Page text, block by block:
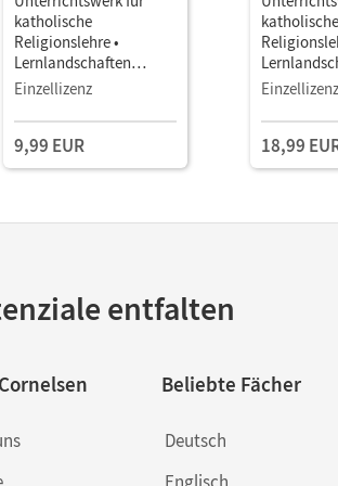
katholische
Religionslehre •
Lernlandschaften
Religion
ufe I - Ausgabe N · Band
1: 5./6. Schuljahr •
Schulbuch als E-Book (1
Einzellizenz
9,99 EUR
katholische
Religion
ufe I -
1: 5./6.
Schulbuch
Einzellizenz
18,99
entfalten
Beliebte Fächer
Deutsch